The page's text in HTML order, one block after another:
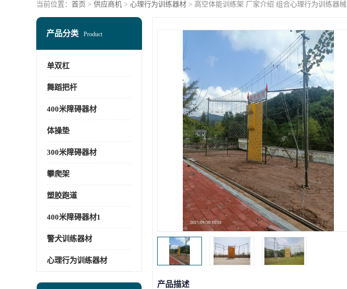
当前位置： 首页 > 供应商机 > 心理行为训练器材 > 高空体能训练架 厂家介绍 组合心理行为训练器械
产品分类 Product
单双杠
舞蹈把杆
400米障碍器材
体操垫
300米障碍器材
攀爬架
塑胶跑道
400米障碍器材1
警犬训练器材
心理行为训练器材
产品描述